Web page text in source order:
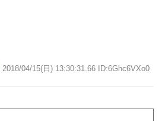
2018/04/15(日) 13:30:31.66 ID:6Ghc6VXo0